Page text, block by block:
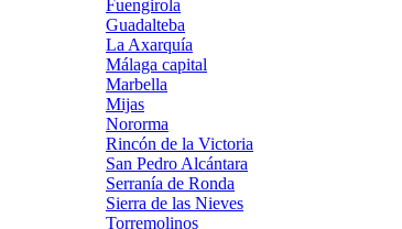
Fuengirola
Guadalteba
La Axarquía
Málaga capital
Marbella
Mijas
Nororma
Rincón de la Victoria
San Pedro Alcántara
Serranía de Ronda
Sierra de las Nieves
Torremolinos